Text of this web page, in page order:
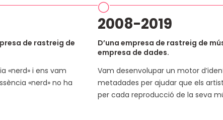
de rastreig de
«nerd» i ens vam
«nerd» no ha
2008-2019
D’una empresa de rastreig de
empresa de dades.
Vam desenvolupar un motor
metadades per ajudar que els
per cada reproducció de la seva